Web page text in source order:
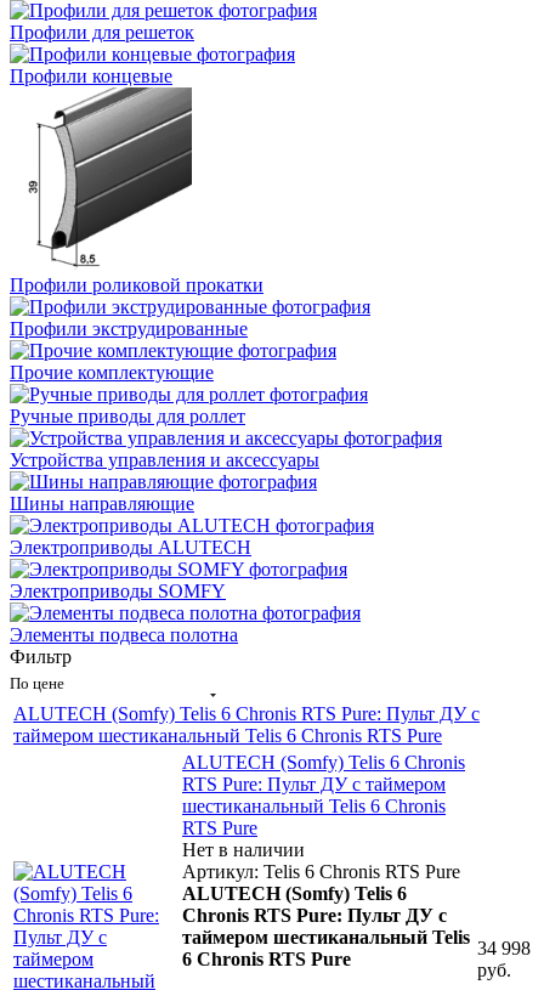
Профили для решеток
Профили концевые
Профили роликовой прокатки
Профили экструдированные
Прочие комплектующие
Ручные приводы для роллет
Устройства управления и аксессуары
Шины направляющие
Электроприводы ALUTECH
Электроприводы SOMFY
Элементы подвеса полотна
Фильтр
По цене
ALUTECH (Somfy) Telis 6 Chronis RTS Pure: Пульт ДУ с
таймером шестиканальный Telis 6 Chronis RTS Pure
ALUTECH (Somfy) Telis 6 Chronis
RTS Pure: Пульт ДУ с таймером
шестиканальный Telis 6 Chronis
RTS Pure
Нет в наличии
Артикул: Telis 6 Chronis RTS Pure
ALUTECH (Somfy) Telis 6
Chronis RTS Pure: Пульт ДУ с
таймером шестиканальный Telis
6 Chronis RTS Pure
34 998
руб.